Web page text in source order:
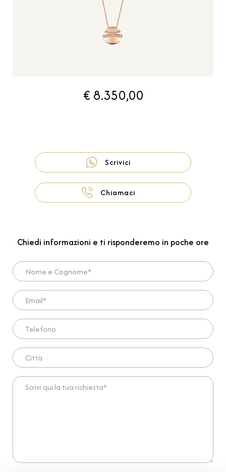
€ 8.350,00
Scrivici
Chiamaci
Chiedi informazioni e ti risponderemo in poche ore
Nome e Cognome*
Email*
Telefono
Città
Scrivi qui la tua richiesta*